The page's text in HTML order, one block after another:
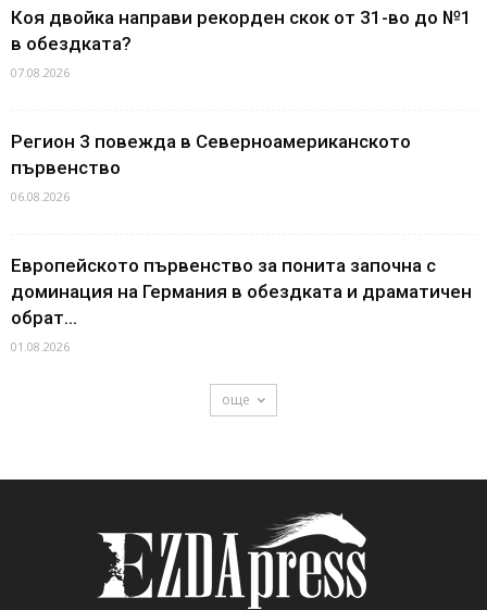
Коя двойка направи рекорден скок от 31-во до №1
в обездката?
07.08.2026
Регион 3 повежда в Северноамериканското
първенство
06.08.2026
Европейското първенство за понита започна с
доминация на Германия в обездката и драматичен
обрат...
01.08.2026
още